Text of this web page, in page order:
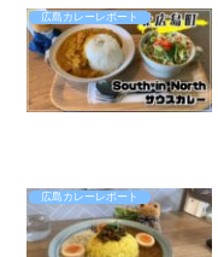
広島カレーレポート
広島カレーレポート